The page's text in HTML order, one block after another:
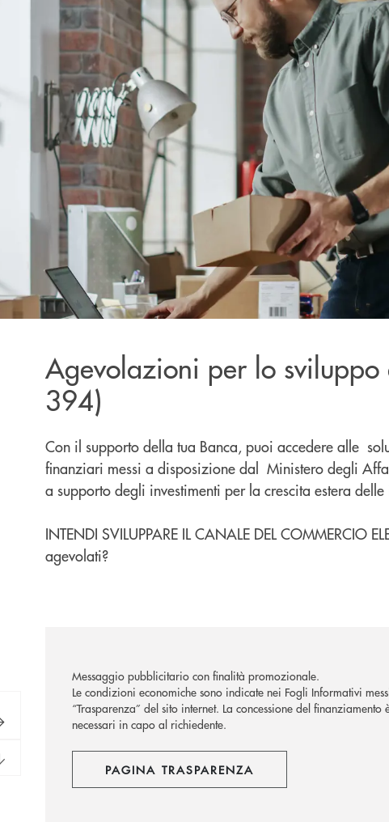
Agevolazioni per lo sviluppo
394)
Con il supporto della tua Banca, puoi accedere alle
finanziari messi a disposizione dal Ministero degli
a supporto degli investimenti per la crescita estera
INTENDI SVILUPPARE IL CANALE DEL COMMERCIO
agevolati?
Messaggio pubblicitario con finalità promozionale.
Le condizioni economiche sono indicate nei Fogli Informativi
“Trasparenza” del sito internet. La concessione del
necessari in capo al richiedente.
PAGINA TRASPARENZA